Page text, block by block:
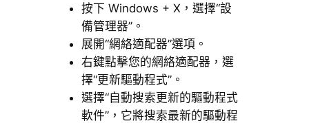
按下 Windows + X，選擇“設
備管理器”。
展開“網絡適配器”選項。
右鍵點擊您的網絡適配器，選
擇“更新驅動程式”。
選擇“自動搜索更新的驅動程式
軟件”，它將搜索最新的驅動程